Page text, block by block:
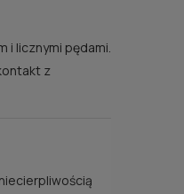
i licznymi pędami.
z